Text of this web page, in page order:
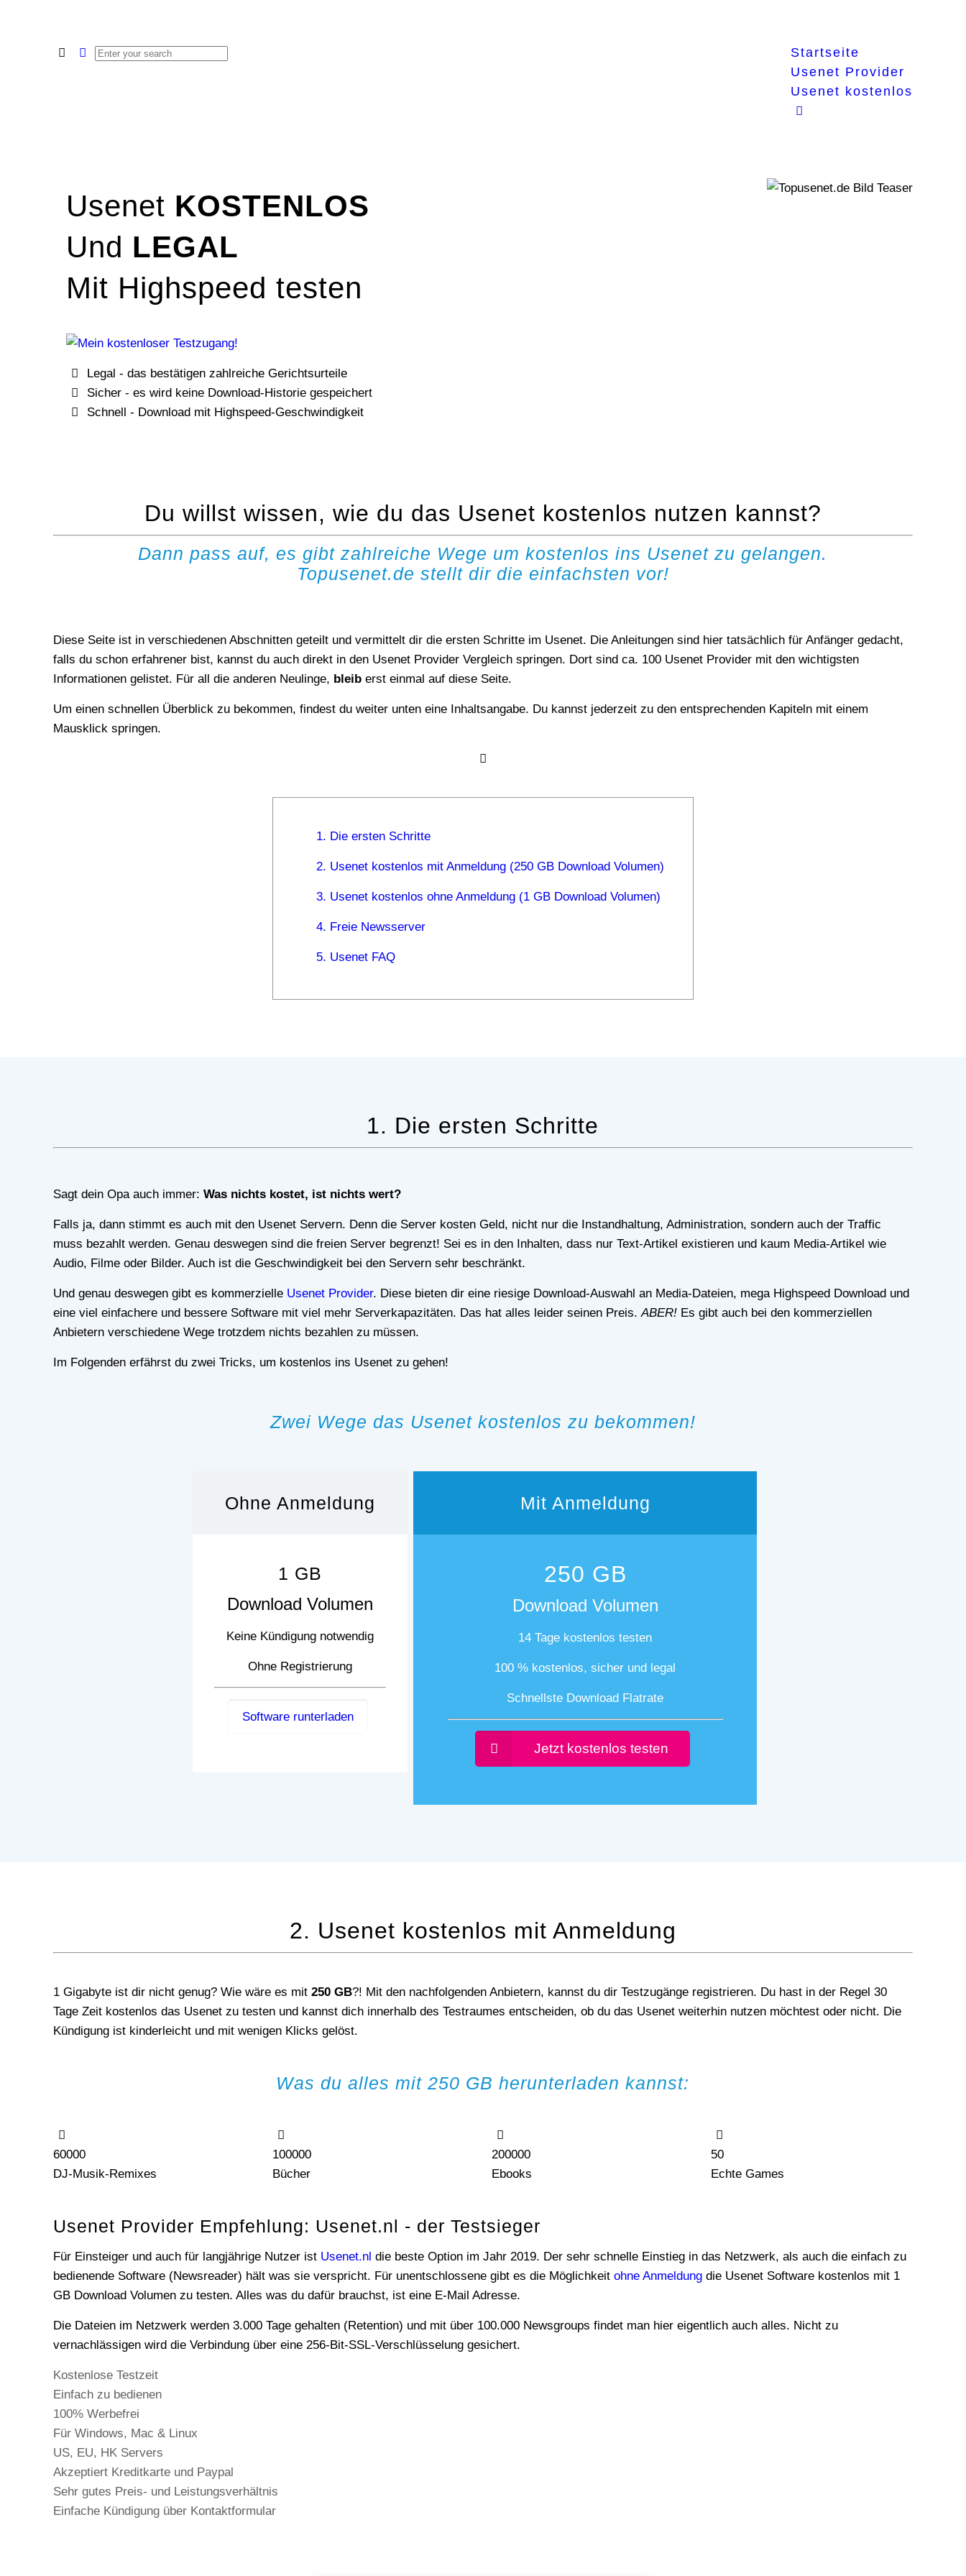
Startseite
Usenet Provider
Usenet kostenlos
Usenet KOSTENLOS
und LEGAL
mit Highspeed testen
Legal - das bestätigen zahlreiche Gerichtsurteile
Sicher - es wird keine Download-Historie gespeichert
Schnell - Download mit Highspeed-Geschwindigkeit
Du willst wissen, wie du das Usenet kostenlos nutzen kannst?
Dann pass auf, es gibt zahlreiche Wege um kostenlos ins Usenet zu gelangen.
Topusenet.de stellt dir die einfachsten vor!
Diese Seite ist in verschiedenen Abschnitten geteilt und vermittelt dir die ersten Schritte im Usenet. Die Anleitungen sind hier tatsächlich für Anfänger gedacht,
falls du schon erfahrener bist, kannst du auch direkt in den Usenet Provider Vergleich springen. Dort sind ca. 100 Usenet Provider mit den wichtigsten
Informationen gelistet. Für all die anderen Neulinge, bleib erst einmal auf diese Seite.
Um einen schnellen Überblick zu bekommen, findest du weiter unten eine Inhaltsangabe. Du kannst jederzeit zu den entsprechenden Kapiteln mit einem
Mausklick springen.
1. Die ersten Schritte
2. Usenet kostenlos mit Anmeldung (250 GB Download Volumen)
3. Usenet kostenlos ohne Anmeldung (1 GB Download Volumen)
4. Freie Newsserver
5. Usenet FAQ
1. Die ersten Schritte
Sagt dein Opa auch immer:Was nichts kostet, ist nichts wert?
Falls ja, dann stimmt es auch mit den Usenet Servern. Denn die Server kosten Geld, nicht nur die Instandhaltung, Administration, sondern auch der Traffic
muss bezahlt werden. Genau deswegen sind die freien Server begrenzt! Sei es in den Inhalten, dass nur Text-Artikel existieren und kaum Media-Artikel wie
Audio, Filme oder Bilder. Auch ist die Geschwindigkeit bei den Servern sehr beschränkt.
Und genau deswegen gibt es kommerzielle Usenet Provider. Diese bieten dir eine riesige Download-Auswahl an Media-Dateien, mega Highspeed Download und
eine viel einfachere und bessere Software mit viel mehr Serverkapazitäten. Das hat alles leider seinen Preis.ABER! Es gibt auch bei den kommerziellen
Anbietern verschiedene Wege trotzdem nichts bezahlen zu müssen.
Im Folgenden erfährst du zwei Tricks, um kostenlos ins Usenet zu gehen!
Zwei Wege das Usenet kostenlos zu bekommen!
Ohne Anmeldung
1 GB
Download Volumen
Keine Kündigung notwendig
Ohne Registrierung
Software runterladen
Mit Anmeldung
250 GB
Download Volumen
14 Tage kostenlos testen
100 % kostenlos, sicher und legal
Schnellste Download Flatrate
Jetzt kostenlos testen
2. Usenet kostenlos mit Anmeldung
1 Gigabyte ist dir nicht genug? Wie wäre es mit250 GB?! Mit den nachfolgenden Anbietern, kannst du dir Testzugänge registrieren. Du hast in der Regel 30
Tage Zeit kostenlos das Usenet zu testen und kannst dich innerhalb des Testraumes entscheiden, ob du das Usenet weiterhin nutzen möchtest oder nicht. Die
Kündigung ist kinderleicht und mit wenigen Klicks gelöst.
Was du alles mit 250 GB herunterladen kannst:
60000
DJ-Musik-Remixes
100000
Bücher
200000
Ebooks
50
Echte Games
Usenet Provider Empfehlung: Usenet.nl - der Testsieger
Für Einsteiger und auch für langjährige Nutzer ist Usenet.nl die beste Option im Jahr 2019. Der sehr schnelle Einstieg in das Netzwerk, als auch die einfach zu
bedienende Software (Newsreader) hält was sie verspricht. Für unentschlossene gibt es die Möglichkeitohne Anmeldung die Usenet Software kostenlos mit 1
GB Download Volumen zu testen. Alles was du dafür brauchst, ist eine E-Mail Adresse.
Die Dateien im Netzwerk werden 3.000 Tage gehalten (Retention) und mit über 100.000 Newsgroups findet man hier eigentlich auch alles. Nicht zu
vernachlässigen wird die Verbindung über eine 256-Bit-SSL-Verschlüsselung gesichert.
Kostenlose Testzeit
Einfach zu bedienen
100% Werbefrei
Für Windows, Mac & Linux
US, EU, HK Servers
Akzeptiert Kreditkarte und Paypal
Sehr gutes Preis- und Leistungsverhältnis
Einfache Kündigung über Kontaktformular